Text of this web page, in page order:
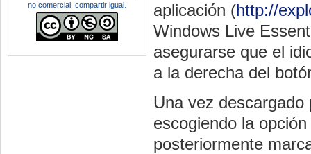
aplicación (http://
Windows Live
asegurarse que el
a la derecha del
Una vez
escogiendo la opción
posteriormente
no comercial, compartir igual